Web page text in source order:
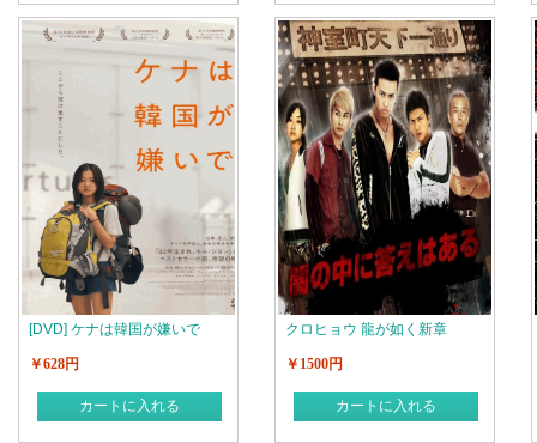
[DVD] ケナは韓国が嫌いで
￥628円
カートに入れる
クロヒョウ 龍が如く新章
￥1500円
カートに入れる